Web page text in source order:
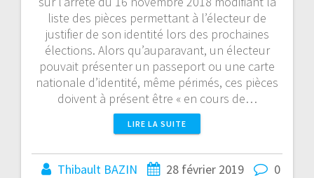
liste des pièces permettant à l’électeur de
justifier de son identité lors des prochaines
élections. Alors qu’auparavant, un électeur
pouvait présenter un passeport ou une carte
nationale d’identité, même périmés, ces pièces
doivent à présent être « en cours de…
LIRE LA SUITE
Thibault BAZIN 28 février 2019 0